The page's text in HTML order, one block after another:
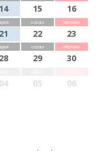
14 15 16
21
sobota
22
niedziela
23
28
sobota
29
niedziela
30
04 05 06